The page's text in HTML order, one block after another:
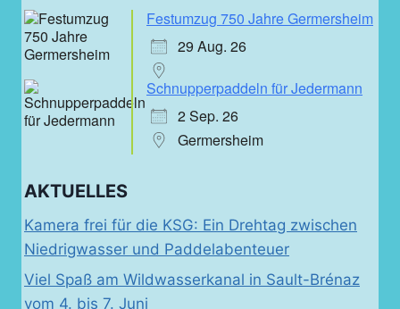
Festumzug 750 Jahre Germersheim
29 Aug. 26
Schnupperpaddeln für Jedermann
2 Sep. 26
Germersheim
AKTUELLES
Kamera frei für die KSG: Ein Drehtag zwischen
Niedrigwasser und Paddelabenteuer
Viel Spaß am Wildwasserkanal in Sault-Brénaz
vom 4. bis 7. Juni